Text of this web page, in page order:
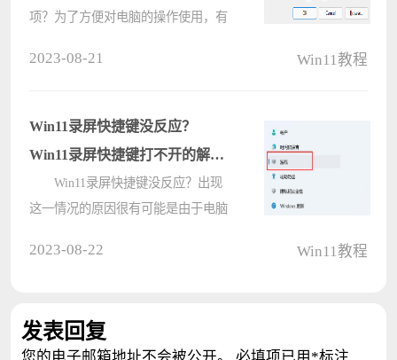
项？为了方便对电脑的操作使用，有
作呢？下面一起来看看详细的步骤
吧。 ????
2023-08-21 Win11教程
Win11录屏快捷键没反应？
Win11录屏快捷键打不开的解决
方法
Win11录屏快捷键没反应？出现
这一情况的原因很有可能是由于电脑
帮????
2023-08-22 Win11教程
发表回复